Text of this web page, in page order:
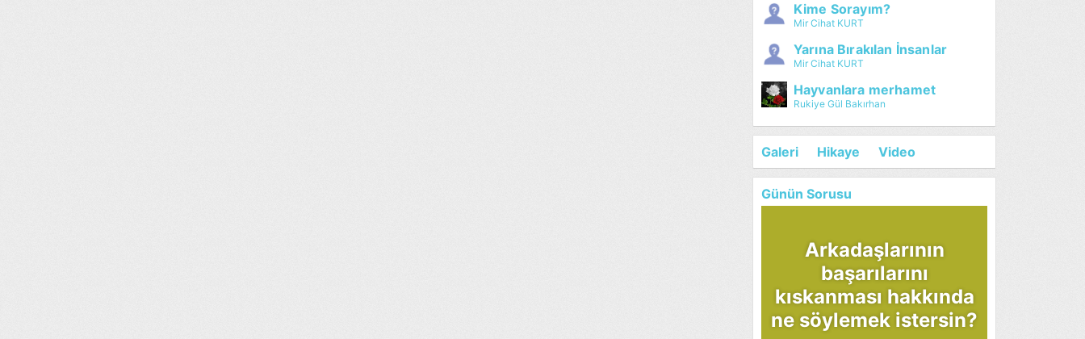
Kime Sorayım?
Mir Cihat KURT
Yarına Bırakılan İnsanlar
Mir Cihat KURT
Hayvanlara merhamet
Rukiye Gül Bakırhan
Galeri Hikaye Video
Günün Sorusu
Arkadaşlarının
başarılarını
kıskanması hakkında
ne söylemek istersin?